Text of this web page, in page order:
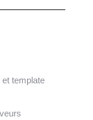
template